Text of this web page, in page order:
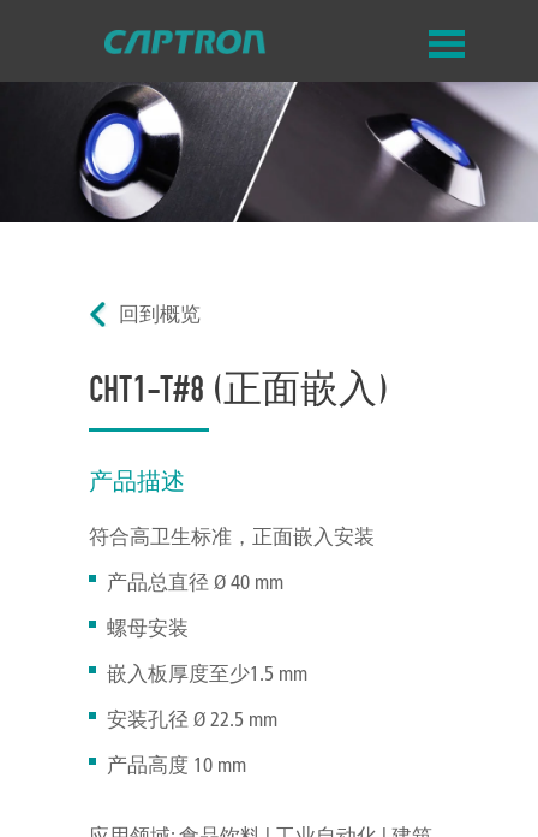
回到概览
CHT1-T#8 (正面嵌入)
产品描述
符合高卫生标准，正面嵌入安装
产品总直径 Ø 40 mm
螺母安装
嵌入板厚度至少1.5 mm
安装孔径 Ø 22.5 mm
产品高度 10 mm